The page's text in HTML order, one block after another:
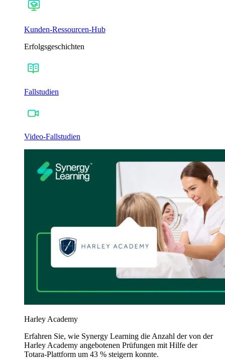
Kunden-Ressourcen-Hub
Erfolgsgeschichten
Fallstudien
Video-Fallstudien
Harley Academy
Erfahren Sie, wie Synergy Learning die Anzahl der von der
Harley Academy angebotenen Prüfungen mit Hilfe der
Totara-Plattform um 43 % steigern konnte.